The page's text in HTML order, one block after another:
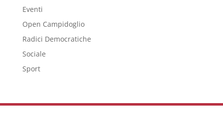
Eventi
Open Campidoglio
Radici Democratiche
Sociale
Sport